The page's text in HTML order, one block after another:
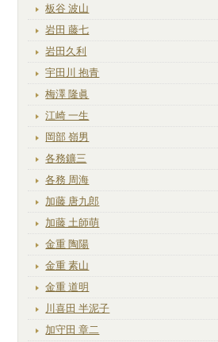
板谷 波山
岩田 藤七
岩田久利
宇田川 抱青
梅澤 隆眞
江崎 一生
岡部 嶺男
各務鑛三
各務 周海
加藤 唐九郎
加藤 土師萌
金重 陶陽
金重 素山
金重 道明
川喜田 半泥子
加守田 章二